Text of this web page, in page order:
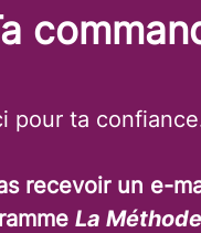
pour ta
recevoir un e-
La